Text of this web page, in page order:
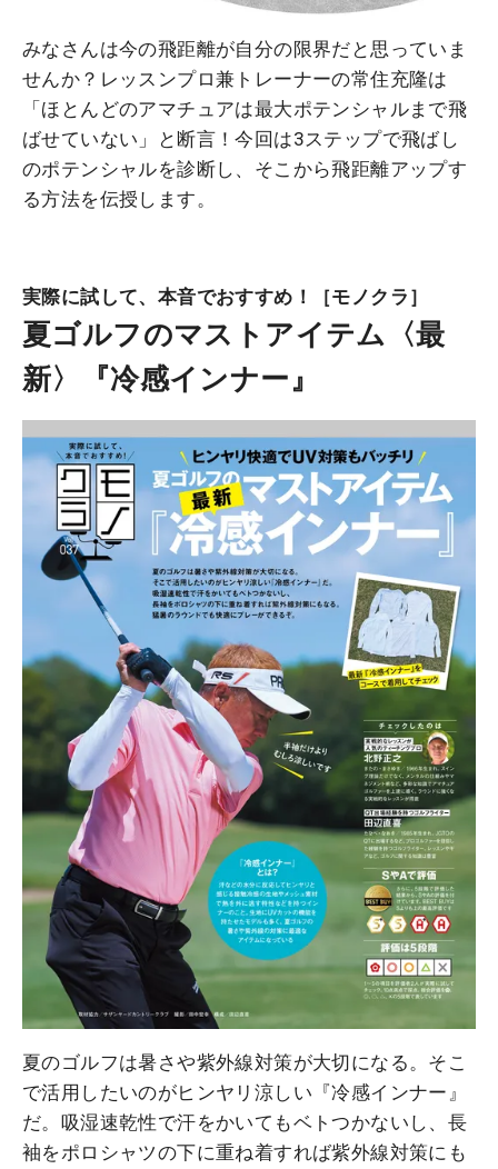
みなさんは今の飛距離が自分の限界だと思っていま
せんか？レッスンプロ兼トレーナーの常住充隆は
「ほとんどのアマチュアは最大ポテンシャルまで飛
ばせていない」と断言！今回は3ステップで飛ばし
のポテンシャルを診断し、そこから飛距離アップす
る方法を伝授します。
実際に試して、本音でおすすめ！［モノクラ］
夏ゴルフのマストアイテム〈最
新〉『冷感インナー』
夏のゴルフは暑さや紫外線対策が大切になる。そこ
で活用したいのがヒンヤリ涼しい『冷感インナー』
だ。吸湿速乾性で汗をかいてもベトつかないし、長
袖をポロシャツの下に重ね着すれば紫外線対策にも